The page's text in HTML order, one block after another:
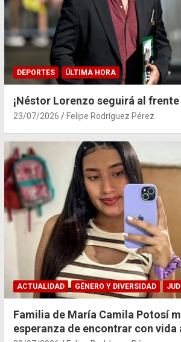
DEPORTES ÚLTIMA HORA
¡Néstor Lorenzo seguirá al
23/07/2026 Felipe Rodríguez Pérez
ACTUALIDAD GÉNERO Y DIVERSIDAD
Familia de María Camila Potosí
esperanza de encontrar con vida